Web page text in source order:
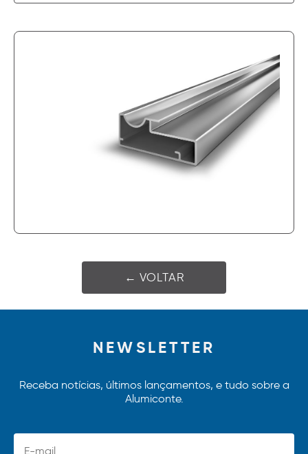
← VOLTAR
NEWSLETTER
Receba notícias, últimos lançamentos, e tudo sobre a
Alumiconte.